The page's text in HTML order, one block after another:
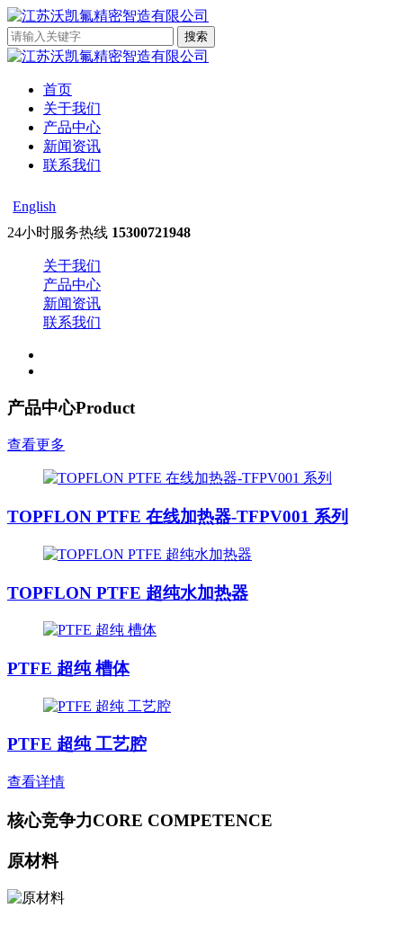
首页
关于我们
产品中心
新闻资讯
联系我们
English
24小时服务热线 15300721948
关于我们
产品中心
新闻资讯
联系我们
产品中心Product
查看更多
TOPFLON PTFE 在线加热器-TFPV001 系列
TOPFLON PTFE 超纯水加热器
PTFE 超纯 槽体
PTFE 超纯 工艺腔
查看详情
核心竞争力CORE COMPETENCE
原材料